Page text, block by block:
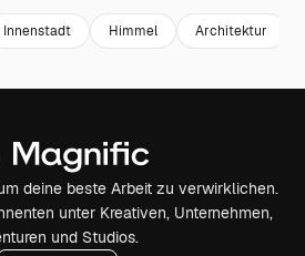
Innenstadt Himmel Architektur
deine beste Arbeit zu verwirklichen.
unter Kreativen, Unternehmen,
und Studios.